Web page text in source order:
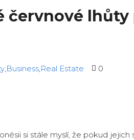
červnové
Business Real Estate 0
si stále myslí, že pokud